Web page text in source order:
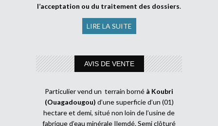
l’acceptation ou du traitement des dossiers.
LIRE LA SUITE
AVIS DE VENTE
Particulier vend un terrain borné à Koubri
(Ouagadougou) d’une superficie d’un (01)
hectare et demi, situé non loin de l’usine de
fabrique d’eau minérale Ilemdé. Semi clôturé